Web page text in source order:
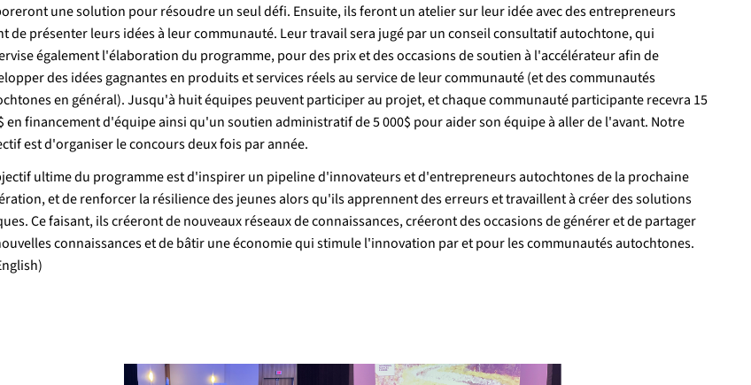
une solution pour résoudre un seul défi. Ensuite, ils feront un atelier sur leur idée avec des entrepreneurs
de présenter leurs idées à leur communauté. Leur travail sera jugé par un conseil consultatif autochtone, qui
également l'élaboration du programme, pour des prix et des occasions de soutien à l'accélérateur afin de
des idées gagnantes en produits et services réels au service de leur communauté (et des communautés
en général). Jusqu'à huit équipes peuvent participer au projet, et chaque communauté participante recevra 15
en financement d'équipe ainsi qu'un soutien administratif de 5 000$ pour aider son équipe à aller de l'avant. Notre
est d'organiser le concours deux fois par année.
ultime du programme est d'inspirer un pipeline d'innovateurs et d'entrepreneurs autochtones de la prochaine
et de renforcer la résilience des jeunes alors qu'ils apprennent des erreurs et travaillent à créer des solutions
Ce faisant, ils créeront de nouveaux réseaux de connaissances, créeront des occasions de générer et de partager
connaissances et de bâtir une économie qui stimule l'innovation par et pour les communautés autochtones.